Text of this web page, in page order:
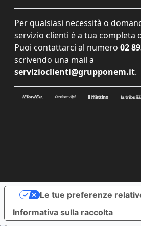
Per qualsiasi necessità o
servizio clienti è a tua completa
Puoi contattarci al numero 02
scrivendo una mail a
servizioclienti@grupponem.it.
Informativa sulla raccolta
Le tue preferenze